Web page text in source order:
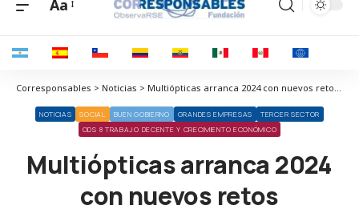
Aa
Corresponsables > Noticias > Multiópticas arranca 2024 con nuevos retos estratégicos y evidenciando su liderazgo en el sector visual en España
NOTICIAS SOCIAL BUEN GOBIERNO GRANDES EMPRESAS
TERCER SECTOR
ODS 8 TRABAJO DECENTE Y CRECIMIENTO ECONÓMICO
Multiópticas arranca 2024
con nuevos retos